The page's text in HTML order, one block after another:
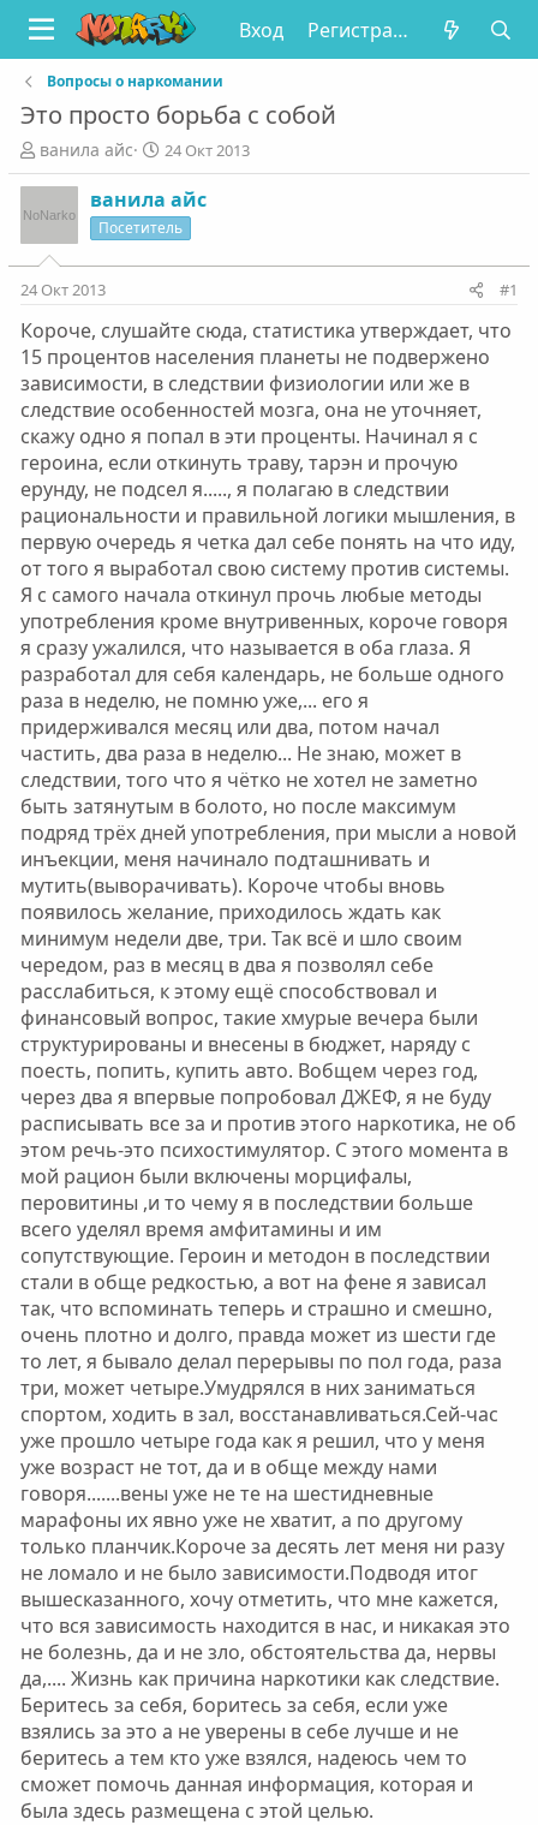
Вход Регистрация
Вопросы о наркомании
Это просто борьба с собой
А
в
т
о
р
т
е
ы
ванила айс
Д
а
т
а
н
а
л
а
24 Окт 2013
ванила айс
Посетитель
24 Окт 2013 #1
Короче, слушайте сюда, статистика утверждает, что
15 процентов населения планеты не подвержено
зависимости, в следствии физиологии или же в
следствие особенностей мозга, она не уточняет,
скажу одно я попал в эти проценты. Начинал я с
героина, если откинуть траву, тарэн и прочую
ерунду, не подсел я....., я полагаю в следствии
рациональности и правильной логики мышления, в
первую очередь я четка дал себе понять на что иду,
от того я выработал свою систему против системы.
Я с самого начала откинул прочь любые методы
употребления кроме внутривенных, короче говоря
я сразу ужалился, что называется в оба глаза. Я
разработал для себя календарь, не больше одного
раза в неделю, не помню уже,... его я
придерживался месяц или два, потом начал
частить, два раза в неделю... Не знаю, может в
следствии, того что я чётко не хотел не заметно
быть затянутым в болото, но после максимум
подряд трёх дней употребления, при мысли а новой
инъекции, меня начинало подташнивать и
мутить(выворачивать). Короче чтобы вновь
появилось желание, приходилось ждать как
минимум недели две, три. Так всё и шло своим
чередом, раз в месяц в два я позволял себе
расслабиться, к этому ещё способствовал и
финансовый вопрос, такие хмурые вечера были
структурированы и внесены в бюджет, наряду с
поесть, попить, купить авто. Вобщем через год,
через два я впервые попробовал ДЖЕФ, я не буду
расписывать все за и против этого наркотика, не об
этом речь-это психостимулятор. С этого момента в
мой рацион были включены морцифалы,
перовитины ,и то чему я в последствии больше
всего уделял время амфитамины и им
сопутствующие. Героин и методон в последствии
стали в обще редкостью, а вот на фене я зависал
так, что вспоминать теперь и страшно и смешно,
очень плотно и долго, правда может из шести где
то лет, я бывало делал перерывы по пол года, раза
три, может четыре.Умудрялся в них заниматься
спортом, ходить в зал, восстанавливаться.Сей-час
уже прошло четыре года как я решил, что у меня
уже возраст не тот, да и в обще между нами
говоря.......вены уже не те на шестидневные
марафоны их явно уже не хватит, а по другому
только планчик.Короче за десять лет меня ни разу
не ломало и не было зависимости.Подводя итог
вышесказанного, хочу отметить, что мне кажется,
что вся зависимость находится в нас, и никакая это
не болезнь, да и не зло, обстоятельства да, нервы
да,.... Жизнь как причина наркотики как следствие.
Беритесь за себя, боритесь за себя, если уже
взялись за это а не уверены в себе лучше и не
беритесь а тем кто уже взялся, надеюсь чем то
сможет помочь данная информация, которая и
была здесь размещена с этой целью.